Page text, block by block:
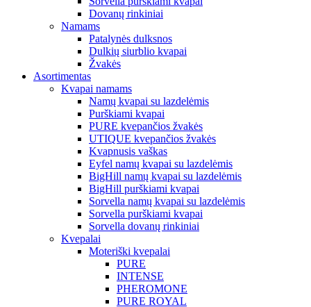
Dovanų rinkiniai
Namams
Patalynės dulksnos
Dulkių siurblio kvapai
Žvakės
Asortimentas
Kvapai namams
Namų kvapai su lazdelėmis
Purškiami kvapai
PURE kvepančios žvakės
UTIQUE kvepančios žvakės
Kvapnusis vaškas
Eyfel namų kvapai su lazdelėmis
BigHill namų kvapai su lazdelėmis
BigHill purškiami kvapai
Sorvella namų kvapai su lazdelėmis
Sorvella purškiami kvapai
Sorvella dovanų rinkiniai
Kvepalai
Moteriški kvepalai
PURE
INTENSE
PHEROMONE
PURE ROYAL